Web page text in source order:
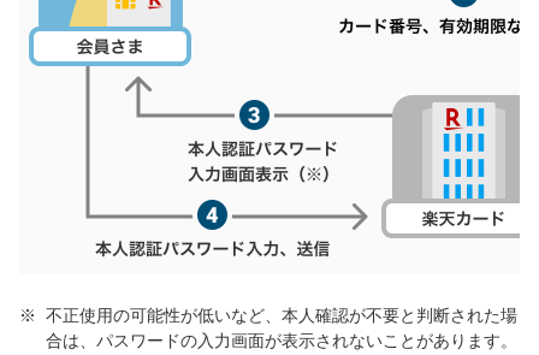
不正使用の可能性が低いなど、本人確認が不要と判断された場
合は、パスワードの入力画面が表示されないことがあります。